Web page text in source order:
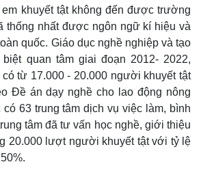
Thị trường
Giá vàng
Tiêu dùng
Tỷ giá
Chứng khoán
Giá cà phê
khuyết tật không đến được trường
thống nhất được ngôn ngữ kí hiệu và
quốc. Giáo dục nghề nghiệp và tạo
quan tâm giai đoạn 2012- 2022,
từ 17.000 - 20.000 người khuyết tật
Đề án dạy nghề cho lao động nông
63 trung tâm dịch vụ việc làm, bình
tâm đã tư vấn học nghề, giới thiệu
20.000 lượt người khuyết tật với tỷ lệ